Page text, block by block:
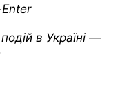
в Україні —